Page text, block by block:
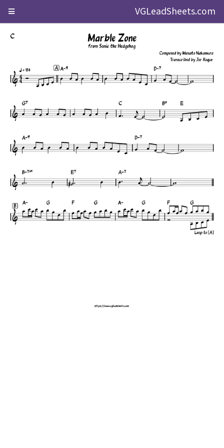
VGLeadSheets.com